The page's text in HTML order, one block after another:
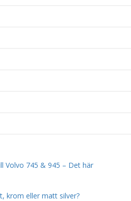
Volvo 745 & 945 – Det här
krom eller matt silver?